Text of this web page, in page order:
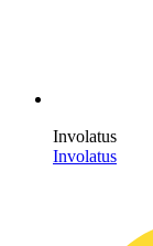
Involatus
Involatus